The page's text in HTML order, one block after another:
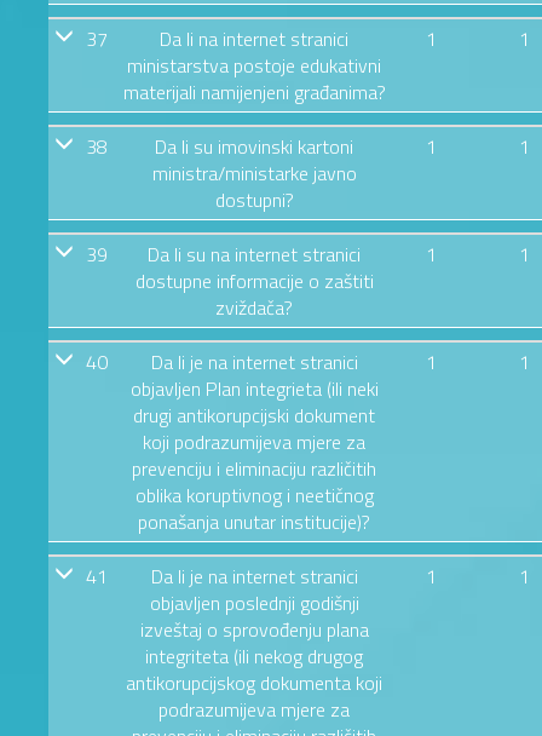
37
Da li na internet stranici
ministarstva postoje edukativni
materijali namijenjeni građanima?
1 1
38
Da li su imovinski kartoni
ministra/ministarke javno
dostupni?
1 1
39
Da li su na internet stranici
dostupne informacije o zaštiti
zviždača?
1 1
40
Da li je na internet stranici
objavljen Plan integrieta (ili neki
drugi antikorupcijski dokument
koji podrazumijeva mjere za
prevenciju i eliminaciju različitih
oblika koruptivnog i neetičnog
ponašanja unutar institucije)?
1 1
41
Da li je na internet stranici
objavljen poslednji godišnji
izveštaj o sprovođenju plana
integriteta (ili nekog drugog
antikorupcijskog dokumenta koji
podrazumijeva mjere za
1 1